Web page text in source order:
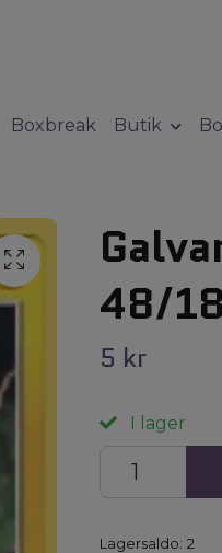
Boxbreak Butik
48/
5 kr
I lager
Lagersaldo: 2